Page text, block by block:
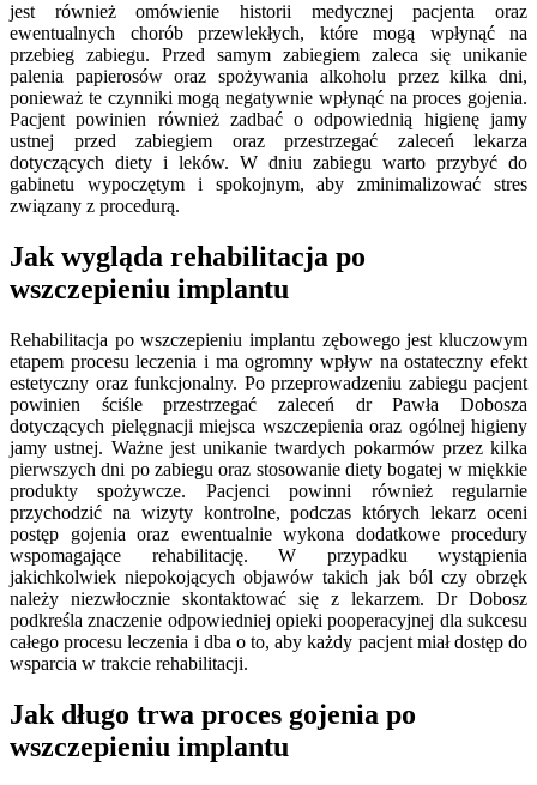
jest również omówienie historii medycznej pacjenta oraz
ewentualnych chorób przewlekłych, które mogą wpłynąć na
przebieg zabiegu. Przed samym zabiegiem zaleca się unikanie
palenia papierosów oraz spożywania alkoholu przez kilka dni,
ponieważ te czynniki mogą negatywnie wpłynąć na proces gojenia.
Pacjent powinien również zadbać o odpowiednią higienę jamy
ustnej przed zabiegiem oraz przestrzegać zaleceń lekarza
dotyczących diety i leków. W dniu zabiegu warto przybyć do
gabinetu wypoczętym i spokojnym, aby zminimalizować stres
związany z procedurą.
Jak wygląda rehabilitacja po
wszczepieniu implantu
Rehabilitacja po wszczepieniu implantu zębowego jest kluczowym
etapem procesu leczenia i ma ogromny wpływ na ostateczny efekt
estetyczny oraz funkcjonalny. Po przeprowadzeniu zabiegu pacjent
powinien ściśle przestrzegać zaleceń dr Pawła Dobosza
dotyczących pielęgnacji miejsca wszczepienia oraz ogólnej higieny
jamy ustnej. Ważne jest unikanie twardych pokarmów przez kilka
pierwszych dni po zabiegu oraz stosowanie diety bogatej w miękkie
produkty spożywcze. Pacjenci powinni również regularnie
przychodzić na wizyty kontrolne, podczas których lekarz oceni
postęp gojenia oraz ewentualnie wykona dodatkowe procedury
wspomagające rehabilitację. W przypadku wystąpienia
jakichkolwiek niepokojących objawów takich jak ból czy obrzęk
należy niezwłocznie skontaktować się z lekarzem. Dr Dobosz
podkreśla znaczenie odpowiedniej opieki pooperacyjnej dla sukcesu
całego procesu leczenia i dba o to, aby każdy pacjent miał dostęp do
wsparcia w trakcie rehabilitacji.
Jak długo trwa proces gojenia po
wszczepieniu implantu